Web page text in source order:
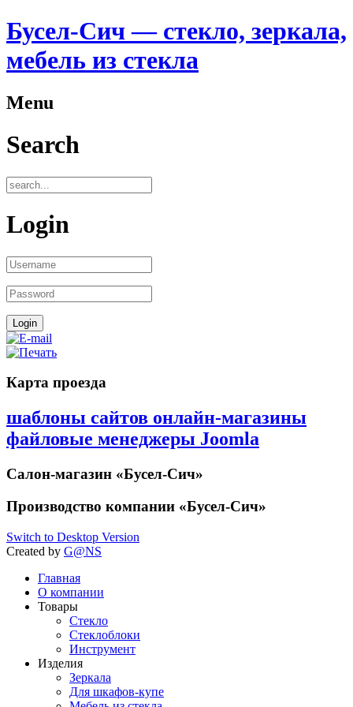
Бусел-Сич — стекло, зеркала,
мебель из стекла
Menu
Search
Login
Карта проезда
шаблоны сайтов онлайн-магазины
файловые менеджеры Joomla
Салон-магазин «Бусел-Сич»
Производство компании «Бусел-Сич»
Switch to Desktop Version
Created by G@NS
Главная
О компании
Товары
Стекло
Стеклоблоки
Инструмент
Изделия
Зеркала
Для шкафов-купе